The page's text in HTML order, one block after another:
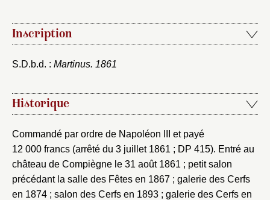
Inscription
S.D.b.d. : Martinus. 1861
Historique
Commandé par ordre de Napoléon III et payé
12 000 francs (arrêté du 3 juillet 1861 ; DP 415). Entré au
château de Compiègne le 31 août 1861 ; petit salon
précédant la salle des Fêtes en 1867 ; galerie des Cerfs
en 1874 ; salon des Cerfs en 1893 ; galerie des Cerfs en